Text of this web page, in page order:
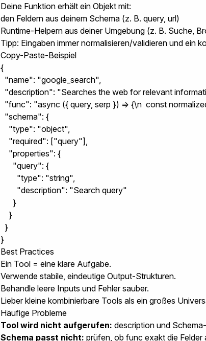
Deine Funktion erhält ein Objekt mit:
den Feldern aus deinem Schema (z. B. query, url)
Runtime-Helpern aus deiner Umgebung (z. B. Suche,
Tipp: Eingaben immer normalisieren/validieren und ein
Copy-Paste-Beispiel
{
  "name": "google_search",
"description": "Searches the web for relevant
"func": "async ({ query, serp }) => {\n  const
  "schema": {
    "type": "object",
    "required": ["query"],
    "properties": {
      "query": {
        "type": "string",
        "description": "Search query"
      }
    }
  }
}
Best Practices
Ein Tool = eine klare Aufgabe.
Verwende stabile, eindeutige Output-Strukturen.
Behandle leere Inputs und Fehler sauber.
Lieber kleine kombinierbare Tools als ein großes
Häufige Probleme
Tool wird nicht aufgerufen: description und
Schema passt nicht: prüfen, ob func exakt die Felder